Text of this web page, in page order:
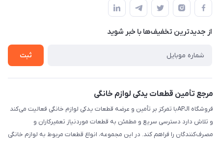
لیست محصولات
درباره ما
حریم خصوصی
راهنما
از جدید‌ترین تخفیف‌ها با‌ خبر شوید
ثبت
مرجع تأمین قطعات یدکی لوازم خانگی
فروشگاه APJIبا تمرکز بر تأمین و عرضه قطعات یدکی لوازم خانگی فعالیت می‌کند
و تلاش دارد دسترسی سریع و مطمئن به قطعات موردنیاز تعمیرکاران و
مصرف‌کنندگان را فراهم کند. در این مجموعه، انواع قطعات مربوط به لوازم خانگی